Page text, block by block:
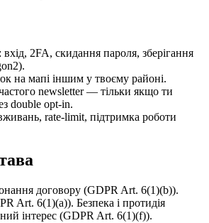
вхід, 2FA, скидання пароля, зберігання
на мапі іншим у твоєму районі.
newsletter — тільки якщо ти
double opt-in.
rate-limit, підтримка роботи
договору (GDPR Art. 6(1)(b)).
Art. 6(1)(a)). Безпека і протидія
інтерес (GDPR Art. 6(1)(f)).